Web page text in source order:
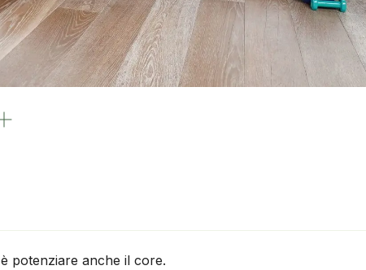
è potenziare anche il core.